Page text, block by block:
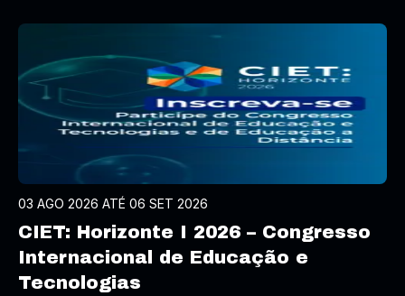
03 AGO 2026 ATÉ 06 SET 2026
CIET: Horizonte I 2026 – Congresso
Internacional de Educação e
Tecnologias